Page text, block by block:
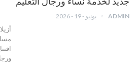
ADMIN يونيو - 19 - 2026